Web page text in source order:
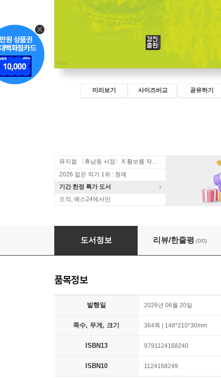
미리보기 사이즈비교 공유하기
뮤지컬 〈휴남동 서점〉X 황보름 작가 북토크
2026 젊은 작가 1위 : 청예
기간 한정 특가 도서
오직, 예스24에서만
위기의 시대, 지역 문화는 무엇을 하는가
도서정보 리뷰/한줄평 (0/0)
품목정보
발행일 2026년 06월 20일
쪽수, 무게, 크기 364쪽 | 148*210*30mm
ISBN13 9791124168240
ISBN10 1124168249